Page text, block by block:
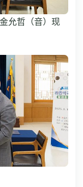
允哲（音）现